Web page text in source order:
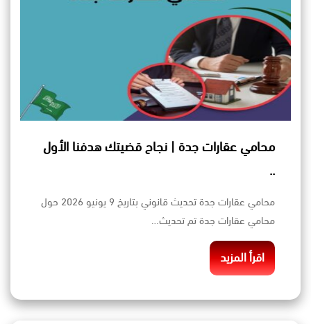
محامي عقارات جدة | نجاح قضيتك هدفنا الأول
..
محامي عقارات جدة تحديث قانوني بتاريخ 9 يونيو 2026 حول
محامي عقارات جدة تم تحديث…
اقرأ المزيد